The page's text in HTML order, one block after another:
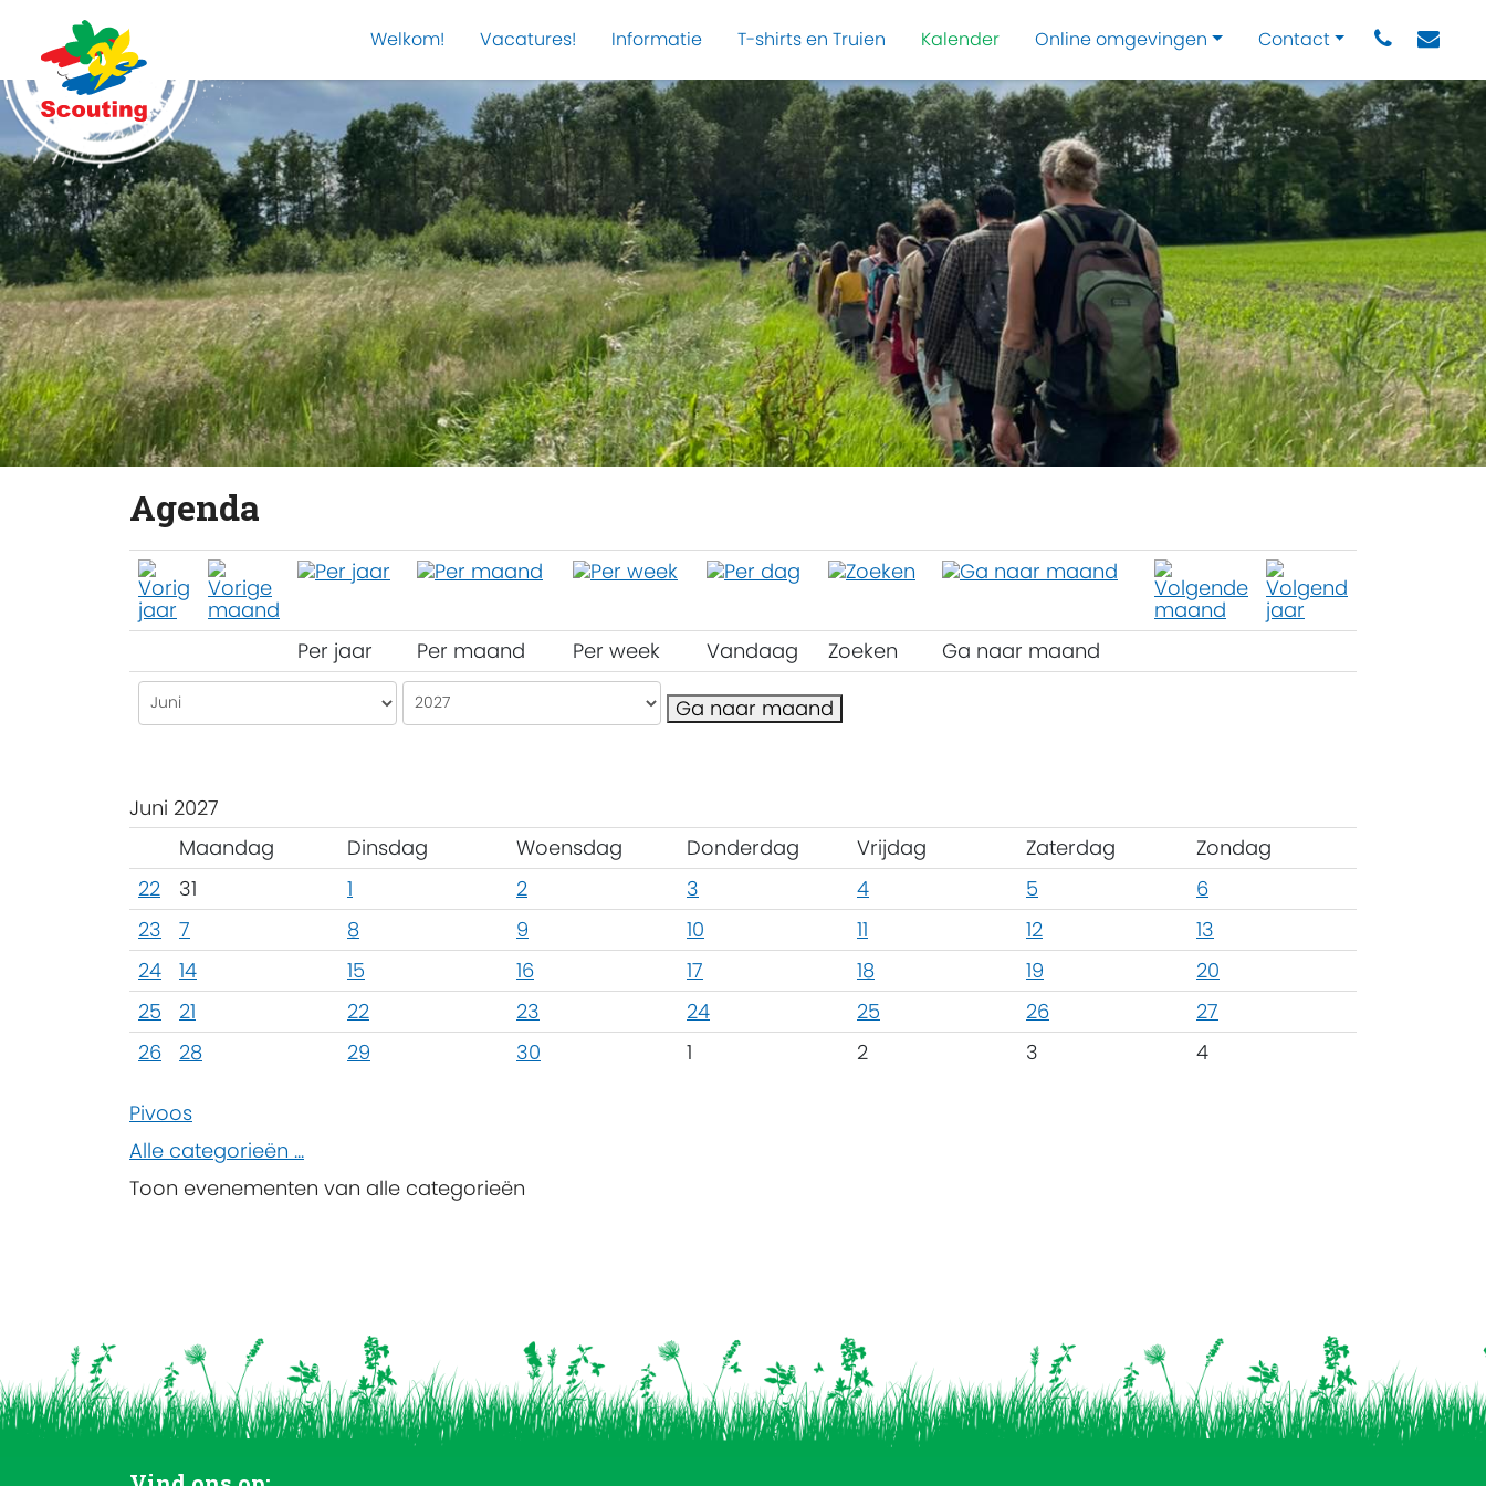
Welkom! Vacatures! Informatie T-shirts en Truien Kalender Online omgevingen Contact
Agenda
Per jaar Per maand Per week Vandaag Zoeken Ga naar maand
Ga naar maand
Juni 2027
Maandag
Dinsdag Woensdag Donderdag Vrijdag Zaterdag
Zondag
22
31 1 2 3 4 5
6
23
7 8 9 10 11 12
13
24
14 15 16 17 18 19
20
25
21 22 23 24 25 26
27
26
28 29 30 1 2 3 4
Pivoos
Alle categorieën ...
Toon evenementen van alle categorieën